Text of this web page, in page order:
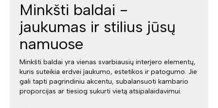
Minkšti baldai -
jaukumas ir stilius jūsų
namuose
Minkšti baldai yra vienas svarbiausių interjero elementų,
kuris suteikia erdvei jaukumo, estetikos ir patogumo. Jie
gali tapti pagrindiniu akcentu, subalansuoti kambario
proporcijas ar tiesiog sukurti vietą atsipalaidavimui.